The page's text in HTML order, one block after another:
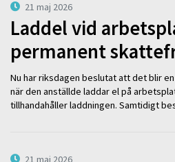
21 maj 2026
Laddel vid
permanent
Nu har riksdagen beslutat att det blir
när den anställde laddar el på
tillhandahåller laddningen. Samtidigt
21 maj 2026